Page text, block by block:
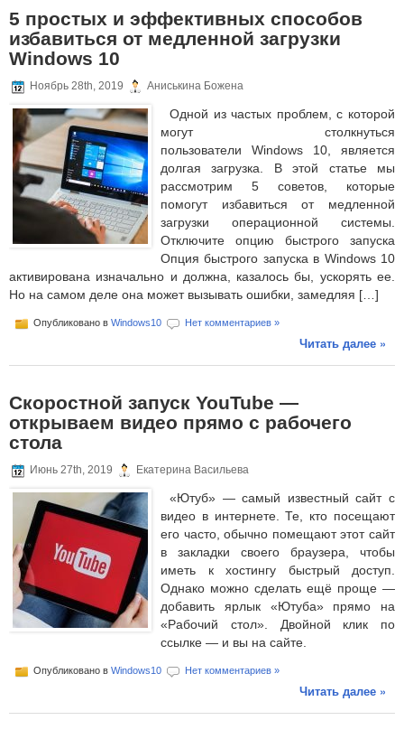
5 простых и эффективных способов
избавиться от медленной загрузки
Windows 10
Ноябрь 28th, 2019 Аниськина Божена
Одной из частых проблем, с которой
могут столкнуться
пользователи Windows 10, является
долгая загрузка. В этой статье мы
рассмотрим 5 советов, которые
помогут избавиться от медленной
загрузки операционной системы.
Отключите опцию быстрого запуска
Опция быстрого запуска в Windows 10
активирована изначально и должна, казалось бы, ускорять ее.
Но на самом деле она может вызывать ошибки, замедляя […]
Опубликовано в Windows10 Нет комментариев »
Читать далее »
Скоростной запуск YouTube —
открываем видео прямо с рабочего
стола
Июнь 27th, 2019 Екатерина Васильева
«Ютуб» — самый известный сайт с
видео в интернете. Те, кто посещают
его часто, обычно помещают этот сайт
в закладки своего браузера, чтобы
иметь к хостингу быстрый доступ.
Однако можно сделать ещё проще —
добавить ярлык «Ютуба» прямо на
«Рабочий стол». Двойной клик по
ссылке — и вы на сайте.
Опубликовано в Windows10 Нет комментариев »
Читать далее »